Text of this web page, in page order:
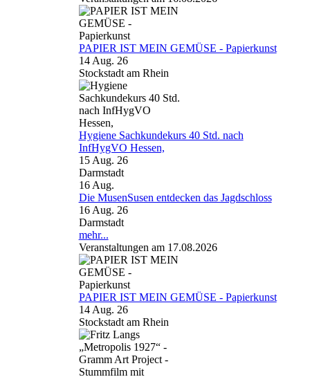
PAPIER IST MEIN GEMÜSE - Papierkunst
14 Aug. 26
Stockstadt am Rhein
Hygiene Sachkundekurs 40 Std. nach
InfHygVO Hessen,
15 Aug. 26
Darmstadt
16 Aug.
Die MusenSusen entdecken das Jagdschloss
16 Aug. 26
Darmstadt
mehr...
Veranstaltungen am 17.08.2026
PAPIER IST MEIN GEMÜSE - Papierkunst
14 Aug. 26
Stockstadt am Rhein